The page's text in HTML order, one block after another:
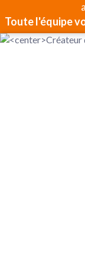
Toute l'équipe